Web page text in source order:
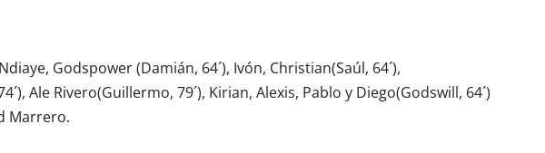
Godspower (Damián, 64´), Ivón, Christian(Saúl, 64´),
Ale Rivero(Guillermo, 79´), Kirian, Alexis, Pablo y Diego(Godswill, 64´)
Marrero.